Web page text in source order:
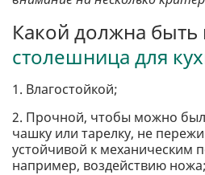
Какой должна быть
столешница для
1. Влагостойкой;
2. Прочной, чтобы можно
чашку или тарелку, не
устойчивой к механическим
например, воздействию ножа;